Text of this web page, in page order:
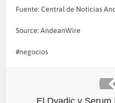
Fuente: Central de Noticias
Source: AndeanWire
negocios
El Dyadic y Serum